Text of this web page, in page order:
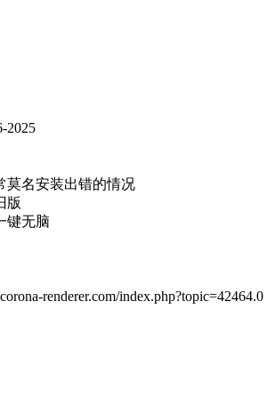
2025
莫名安装出错的情况
版
键无脑
renderer.com/index.php?topic=42464.0